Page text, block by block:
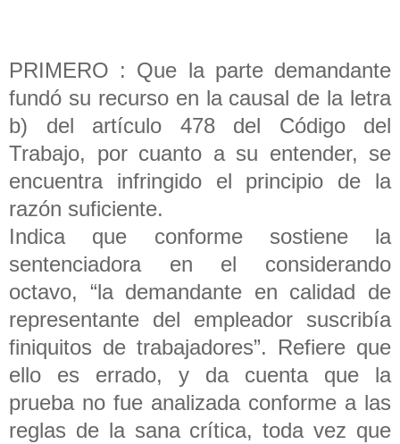
PRIMERO : Que la parte demandante
fundó su recurso en la causal de la letra
b) del artículo 478 del Código del
Trabajo, por cuanto a su entender, se
encuentra infringido el principio de la
razón suficiente.
Indica que conforme sostiene la
sentenciadora en el considerando
octavo, “la demandante en calidad de
representante del empleador suscribía
finiquitos de trabajadores”. Refiere que
ello es errado, y da cuenta que la
prueba no fue analizada conforme a las
reglas de la sana crítica, toda vez que